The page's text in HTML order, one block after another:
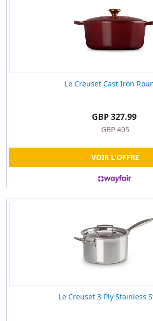
Le Creuset Cast Iron
GBP 327.99
GBP 405
VOIR L'OFFRE
Le Creuset 3-Ply Stainless